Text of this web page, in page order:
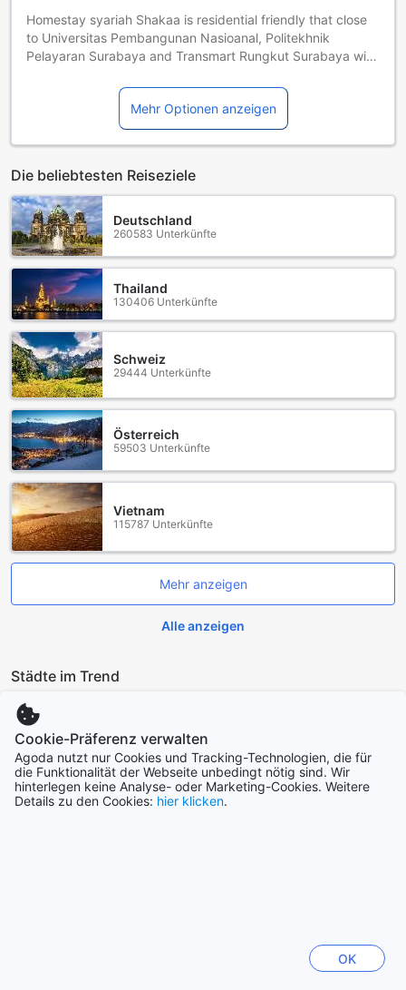
Homestay syariah Shakaa is residential friendly that close
to Universitas Pembangunan Nasioanal, Politekhnik
Pelayaran Surabaya and Transmart Rungkut Surabaya with
and your family. Come and prove it
Mehr Optionen anzeigen
Die beliebtesten Reiseziele
Deutschland
260583 Unterkünfte
Thailand
130406 Unterkünfte
Schweiz
29444 Unterkünfte
Österreich
59503 Unterkünfte
Vietnam
115787 Unterkünfte
Mehr anzeigen
Alle anzeigen
Städte im Trend
Hanoi
Vietnam
Cookie-Präferenz verwalten
Agoda nutzt nur Cookies und Tracking-Technologien, die für
die Funktionalität der Webseite unbedingt nötig sind. Wir
hinterlegen keine Analyse- oder Marketing-Cookies. Weitere
Details zu den Cookies: hier klicken.
OK